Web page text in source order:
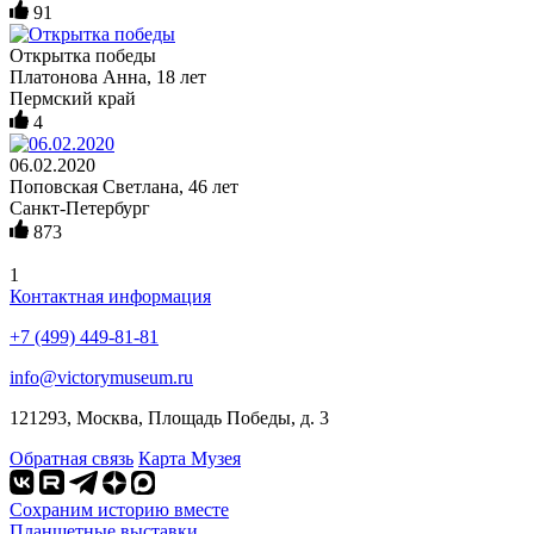
91
Открытка победы
Платонова Анна, 18 лет
Пермский край
4
06.02.2020
Поповская Светлана, 46 лет
Санкт-Петербург
873
1
Контактная информация
+7 (499) 449-81-81
info@victorymuseum.ru
121293, Москва, Площадь Победы, д. 3
Обратная связь Карта Музея
Сохраним историю вместе